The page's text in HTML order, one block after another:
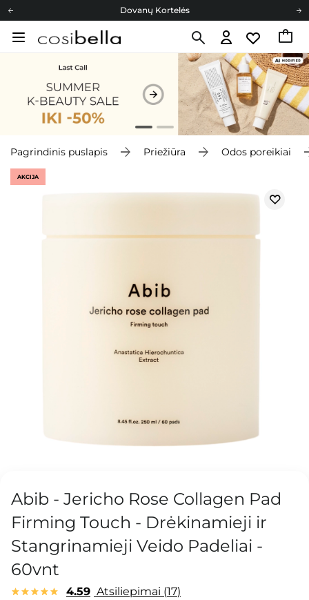
Dovanų Kortelės
Cosibella lojalumo programa
Dovanų Kortelės
Pagrindinis puslapis Priežiūra Odos poreikiai
AKCIJA
Abib - Jericho Rose Collagen Pad
Firming Touch - Drėkinamieji ir
Stangrinamieji Veido Padeliai -
60vnt
4.59 Atsiliepimai 17